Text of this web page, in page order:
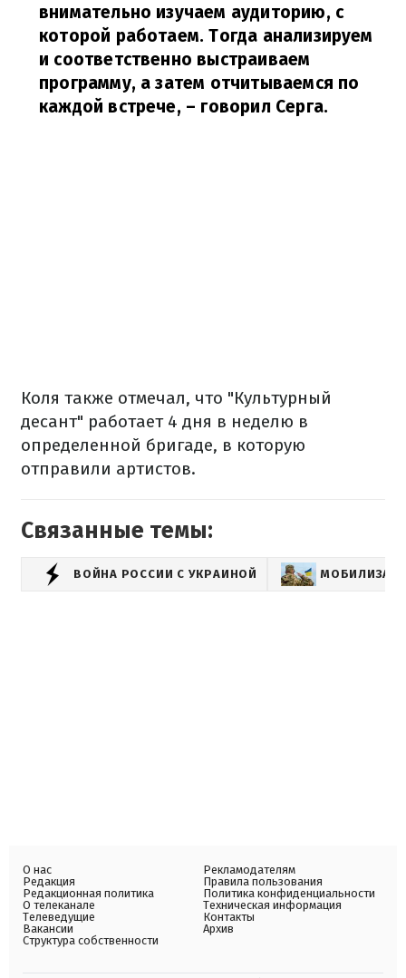
внимательно изучаем аудиторию, с
которой работаем. Тогда анализируем
и соответственно выстраиваем
программу, а затем отчитываемся по
каждой встрече, – говорил Серга.
Коля также отмечал, что "Культурный
десант" работает 4 дня в неделю в
определенной бригаде, в которую
отправили артистов.
Связанные темы:
ВОЙНА РОССИИ С УКРАИНОЙ
О нас
Редакция
Редакционная политика
О телеканале
Телеведущие
Вакансии
Структура собственности
Рекламодателям
Правила пользования
Политика конфиденциальности
Техническая информация
Контакты
Архив